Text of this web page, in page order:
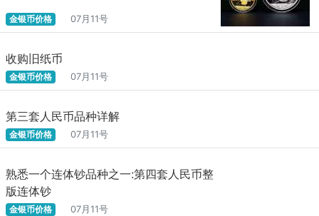
金银币价格 07月11号
收购旧纸币
金银币价格 07月11号
第三套人民币品种详解
金银币价格 07月11号
熟悉一个连体钞品种之一:第四套人民币整
版连体钞
金银币价格 07月11号